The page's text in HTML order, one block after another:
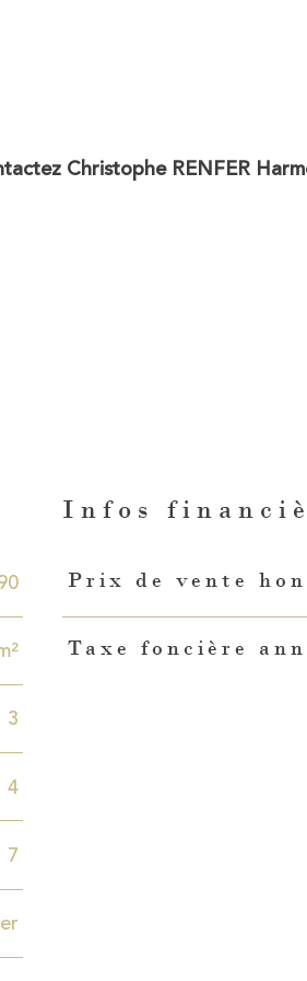
Christophe RENFER
3
4
7
Infos
Caractéristiques Valeurs
Prix de vente
Taxe foncière